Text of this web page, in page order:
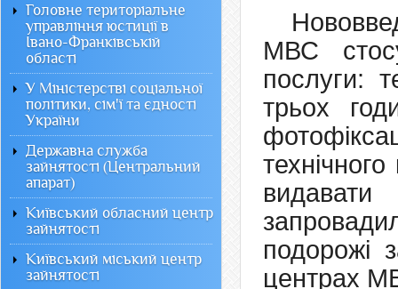
МВС
послуги:
трьох
подорожі
центрах
Головне територіальне
управління юстиції в
Івано-Франківській
області
У Міністерстві соціальної
політики, сім'ї та єдності
України
Державна служба
зайнятості (Центральний
апарат)
Київський обласний центр
зайнятості
Київський міський центр
зайнятості